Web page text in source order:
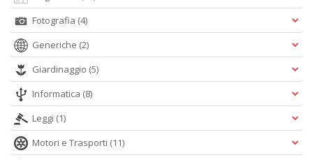
Fotografia (4)
Generiche (2)
Giardinaggio (5)
Informatica (8)
Leggi (1)
Motori e Trasporti (11)